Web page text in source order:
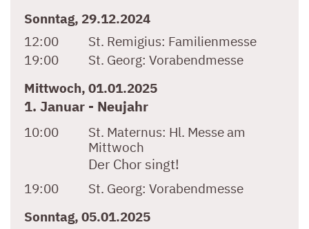
Sonntag, 29.12.2024
12:00
St. Remigius: Familienmesse
19:00
St. Georg:Vorabendmesse
Mittwoch, 01.01.2025
1. Januar - Neujahr
10:00 St. Maternus: Hl. Messe am
Mittwoch
Der Chor singt!
19:00 St. Georg:Vorabendmesse
Sonntag, 05.01.2025